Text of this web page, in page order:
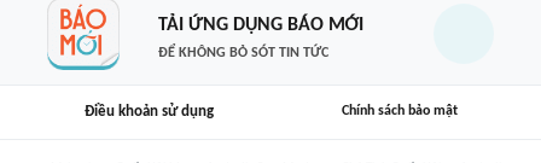
TẢI ỨNG DỤNG BÁO MỚI
ĐỂ KHÔNG BỎ SÓT TIN TỨC
Điều khoản sử dụng Chính sách bảo mật